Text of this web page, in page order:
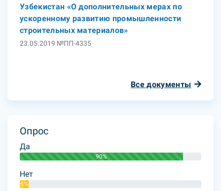
Узбекистан «О дополнительных мерах по
ускоренному развитию промышленности
строительных материалов»
23.05.2019 №ПП-4335
Все документы
Опрос
Да
90%
Нет
5%